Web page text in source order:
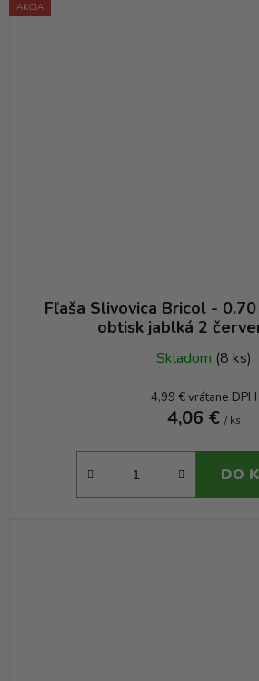
AKCIA
Fľaša Slivovica Bricol -
obtisk jablká 2
Skladom (8 ks)
4,99 € vrátane DPH
4,06 € / ks
DO